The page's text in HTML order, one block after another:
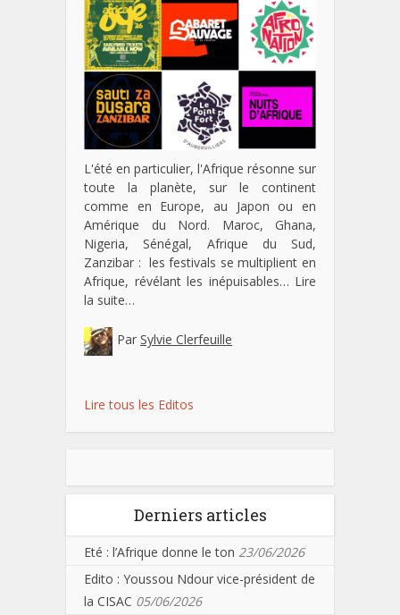
L'été en particulier, l'Afrique résonne sur
toute la planète, sur le continent
comme en Europe, au Japon ou en
Amérique du Nord. Maroc, Ghana,
Nigeria, Sénégal, Afrique du Sud,
Zanzibar : les festivals se multiplient en
Afrique, révélant les inépuisables… Lire
la suite…
Par Sylvie Clerfeuille
Lire tous les Editos
Derniers articles
Eté : l’Afrique donne le ton 23/06/2026
Edito : Youssou Ndour vice-président de
la CISAC 05/06/2026